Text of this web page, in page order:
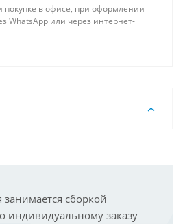
покупке в офисе, при оформлении
WhatsApp или через интернет-
сборкой
индивидуальному заказу